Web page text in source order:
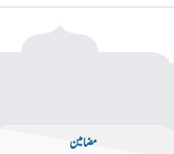
مضامین